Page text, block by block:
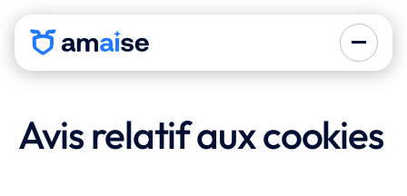
Avis relatif aux cookies